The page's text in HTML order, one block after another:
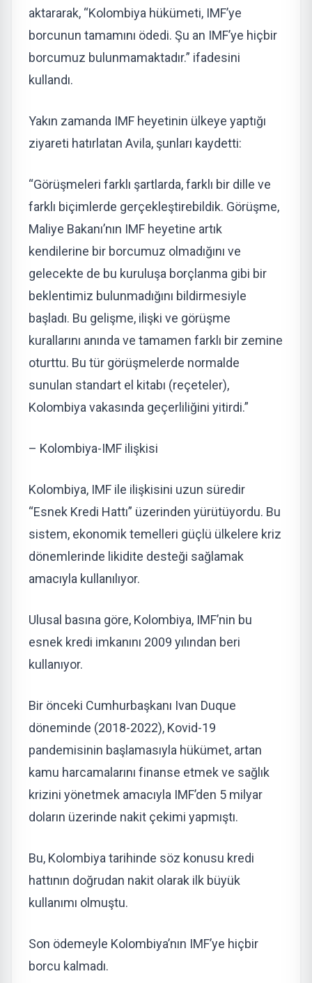
aktararak, “Kolombiya hükümeti, IMF’ye
borcunun tamamını ödedi. Şu an IMF’ye hiçbir
borcumuz bulunmamaktadır.” ifadesini
kullandı.
Yakın zamanda IMF heyetinin ülkeye yaptığı
ziyareti hatırlatan Avila​​​​​​​, şunları kaydetti:
“Görüşmeleri farklı şartlarda, farklı bir dille ve
farklı biçimlerde gerçekleştirebildik. Görüşme,
Maliye Bakanı’nın IMF heyetine artık
kendilerine bir borcumuz olmadığını ve
gelecekte de bu kuruluşa borçlanma gibi bir
beklentimiz bulunmadığını bildirmesiyle
başladı. Bu gelişme, ilişki ve görüşme
kurallarını anında ve tamamen farklı bir zemine
oturttu. Bu tür görüşmelerde normalde
sunulan standart el kitabı (reçeteler),
Kolombiya vakasında geçerliliğini yitirdi.”
– Kolombiya-IMF ilişkisi
Kolombiya, IMF ile ilişkisini uzun süredir
“Esnek Kredi Hattı” üzerinden yürütüyordu. Bu
sistem, ekonomik temelleri güçlü ülkelere kriz
dönemlerinde likidite desteği sağlamak
amacıyla kullanılıyor.
Ulusal basına göre, Kolombiya, IMF’nin bu
esnek kredi imkanını 2009 yılından beri
kullanıyor.
Bir önceki Cumhurbaşkanı Ivan Duque
döneminde (2018-2022), Kovid-19
pandemisinin başlamasıyla hükümet, artan
kamu harcamalarını finanse etmek ve sağlık
krizini yönetmek amacıyla IMF’den 5 milyar
doların üzerinde nakit çekimi yapmıştı.
Bu, Kolombiya tarihinde söz konusu kredi
hattının doğrudan nakit olarak ilk büyük
kullanımı olmuştu.
Son ödemeyle Kolombiya’nın IMF’ye hiçbir
borcu kalmadı.